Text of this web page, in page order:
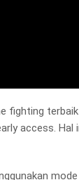
fighting
access.